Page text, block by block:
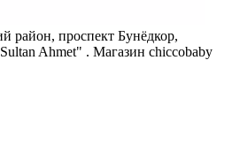
район, проспект Бунёдкор,
Ahmet" . Магазин chiccobaby